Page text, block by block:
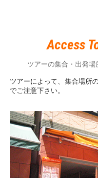
Access
ツアーの集合・出発場
ツアーによって、集合場所
でご注意下さい。